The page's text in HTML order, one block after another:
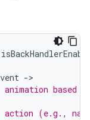
-
based
(e.g.,